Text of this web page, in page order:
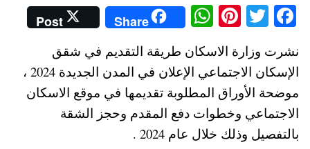
Fa
bo
ok
T
wi
tte
r
Pi
nt
er
es
t
W
ha
ts
A
pp
Share
Post
نشرت وزارة الاسكان طريقة التقديم في شقق
الإسكان الاجتماعي الإعلان في المدن الجديدة 2024 ،
موضحة الأوراق المطلوبة تقديمها في موقع الاسكان
الاجتماعي وخطوات دفع المقدم وحجز الشقة
بالتفصيل وذلك خلال عام 2024 .